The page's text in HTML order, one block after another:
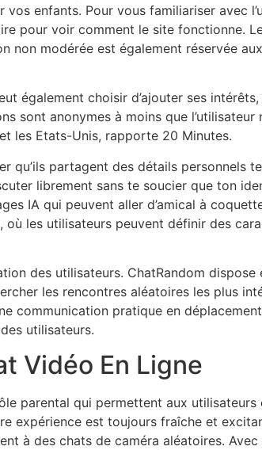
vos enfants. Pour vous familiariser avec
pour voir comment le site fonctionne.
non modérée est également réservée
également choisir d’ajouter ses
sont anonymes à moins que l’utilisateur
les Etats-Unis, rapporte 20 Minutes.
qu’ils partagent des détails personnels
librement sans te soucier que ton
IA qui peuvent aller d’amical à
où les utilisateurs peuvent définir des
des utilisateurs. ChatRandom dispose
les rencontres aléatoires les plus
communication pratique en
utilisateurs.
Vidéo En Ligne
parental qui permettent aux utilisateurs
expérience est toujours fraîche et
à des chats de caméra aléatoires. Avec